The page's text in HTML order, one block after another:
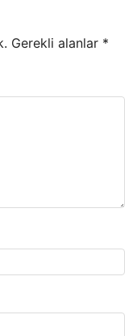
Gerekli alanlar *